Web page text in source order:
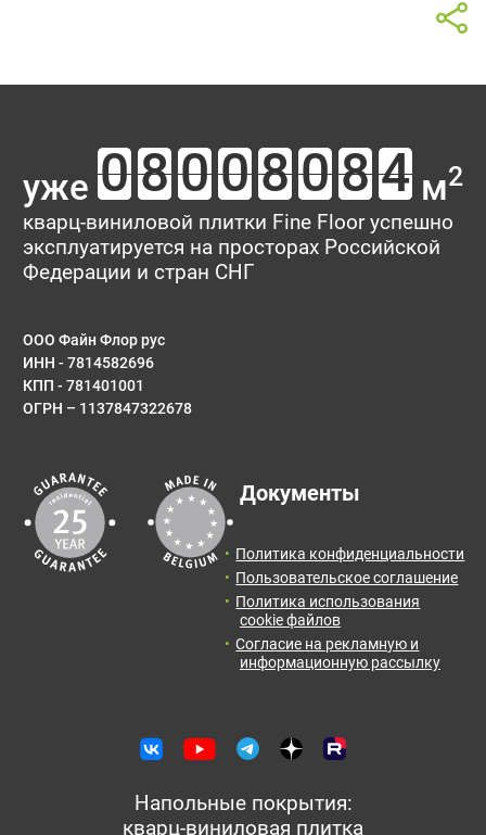
Тип укладки
Количество:
упак.
Итоговая
площадь:
0м2
Цена от:
Отправить заявку с расчетом менеджеру для
получения информации и оформления заказа.
Отзывы о товаре Sebastian
Oak
Ваш отзыв поможет кому-то сделать выбор. Спасибо, что
делитесь опытом!
Рейтинг:
E-mail
Сообщение
уже м2
кварц-виниловой плитки Fine Floor успешно
эксплуатируется на просторах Российской
Федерации и стран СНГ
ООО Файн Флор рус
ИНН - 7814582696
КПП - 781401001
ОГРН – 1137847322678
Документы
Политика конфиденциальности
Пользовательское соглашение
Политика использования
cookie файлов
Согласие на рекламную и
информационную рассылку
Напольные покрытия:
кварц-виниловая плитка